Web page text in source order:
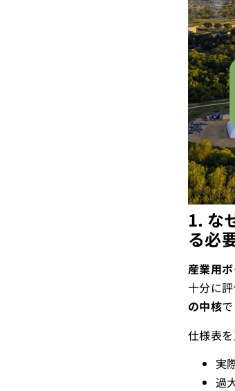
1. な
る必
産業用
十分に
の中核
仕様表
実
過